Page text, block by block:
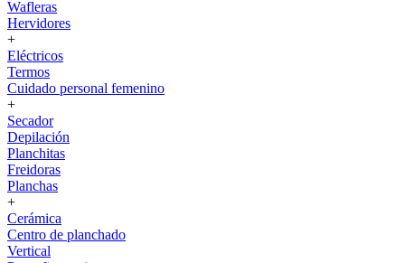
Wafleras
Hervidores
+
Eléctricos
Termos
Cuidado personal femenino
+
Secador
Depilación
Planchitas
Freidoras
Planchas
+
Cerámica
Centro de planchado
Vertical